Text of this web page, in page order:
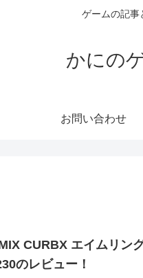
ゲームの記事
かにの
お問い合わせ
CURBX エイムリン
のレビュー！